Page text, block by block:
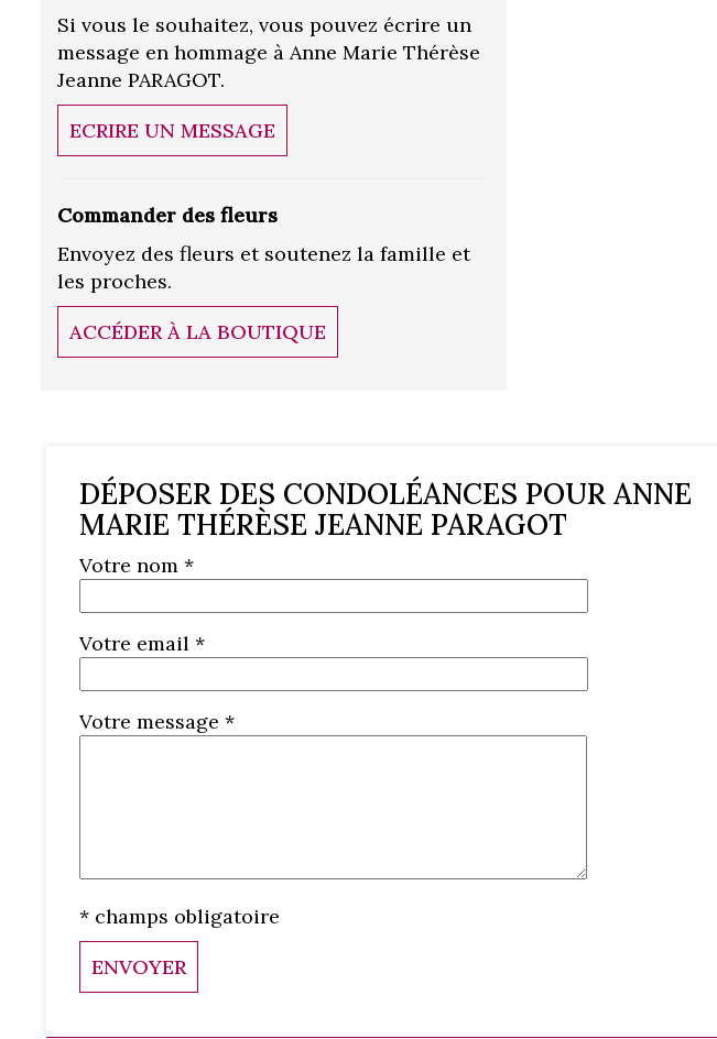
Si vous le souhaitez, vous pouvez écrire un
message en hommage à Anne Marie Thérèse
Jeanne PARAGOT.
ECRIRE UN MESSAGE
Commander des fleurs
Envoyez des fleurs et soutenez la famille et
les proches.
ACCÉDER À LA BOUTIQUE
DÉPOSER DES CONDOLÉANCES POUR ANNE
MARIE THÉRÈSE JEANNE PARAGOT
Votre nom *
Votre email *
Votre message *
* champs obligatoire